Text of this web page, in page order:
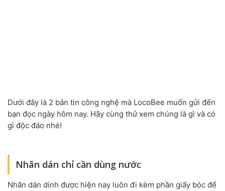
Dưới đây là 2 bản tin công nghệ mà LocoBee muốn gửi đến
bạn đọc ngày hôm nay. Hãy cùng thử xem chúng là gì và có
gì độc đáo nhé!
Nhãn dán chỉ cần dùng nước
Nhãn dán dính được hiện nay luôn đi kèm phần giấy bóc để